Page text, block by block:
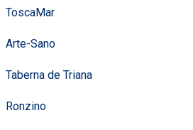
ToscaMar
Arte-Sano
Taberna de Triana
Ronzino